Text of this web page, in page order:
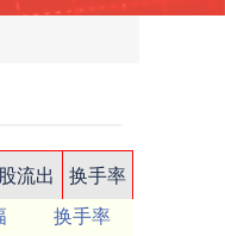
流出
换手率
换手率